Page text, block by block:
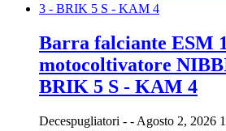
Barra falciante ESM
motocoltivatore
BRIK 5 S - KAM 4
Decespugliatori - - Agosto 2, 2026